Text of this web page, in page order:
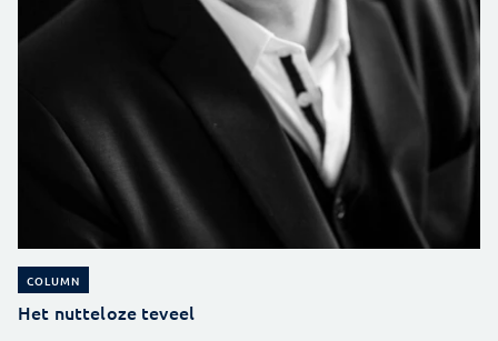
COLUMN
Het nutteloze teveel